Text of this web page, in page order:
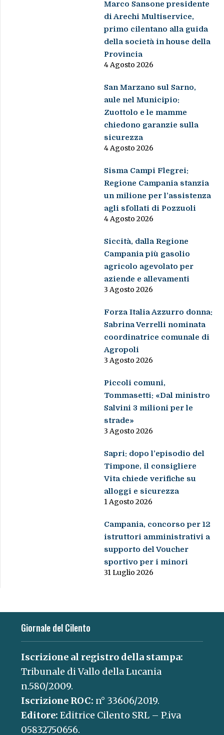
Marco Sansone presidente
di Arechi Multiservice,
primo cilentano alla guida
della società in house della
Provincia
4 Agosto 2026
San Marzano sul Sarno,
aule nel Municipio:
Zuottolo e le mamme
chiedono garanzie sulla
sicurezza
4 Agosto 2026
Sisma Campi Flegrei:
Regione Campania stanzia
un milione per l’assistenza
agli sfollati di Pozzuoli
4 Agosto 2026
Siccità, dalla Regione
Campania più gasolio
agricolo agevolato per
aziende e allevamenti
3 Agosto 2026
Forza Italia Azzurro donna:
Sabrina Verrelli nominata
coordinatrice comunale di
Agropoli
3 Agosto 2026
Piccoli comuni,
Tommasetti: «Dal ministro
Salvini 3 milioni per le
strade»
3 Agosto 2026
Sapri: dopo l’episodio del
Timpone, il consigliere
Vita chiede verifiche su
alloggi e sicurezza
1 Agosto 2026
Campania, concorso per 12
istruttori amministrativi a
supporto del Voucher
sportivo per i minori
31 Luglio 2026
Giornale del Cilento
Iscrizione al registro della stampa:
Tribunale di Vallo della Lucania
n.580/2009.
Iscrizione ROC: n° 33606/2019.
Editore: Editrice Cilento SRL – P.iva
05832750656.